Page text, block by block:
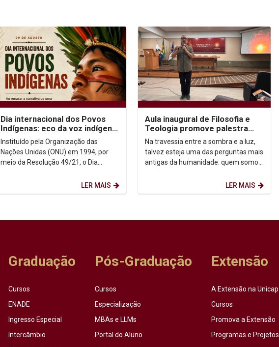
Dia internacional dos Povos
Indígenas: eco da voz indígena
no contexto urbano
Instituído pela Organização das
Nações Unidas (ONU) em 1994, por
meio da Resolução 49/21, o Dia
de agosto) firma-se como...LER MAIS
Aula inaugural de Filosofia e
Teologia promove palestra
sobre autoconhecimento
Na travessia entre a sombra e a luz,
talvez esteja uma das perguntas mais
antigas da humanidade: quem somos,
LER MAIS
Graduação
Cursos
ENADE
Ingresso Especial
Intercâmbio
Pós-Graduação
Cursos
Especialização
MBAs e LLMs
Portal do Aluno
Extensão
A Extensão na Unicap
Cursos
Promova a Extensão
Programas e Projetos